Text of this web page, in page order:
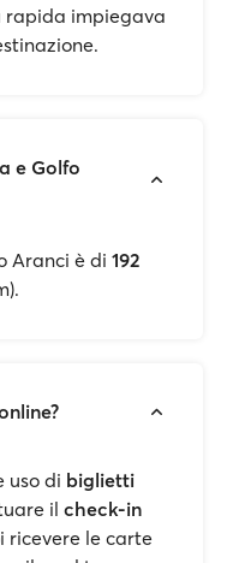
rapida impiegava
e Golfo
Aranci è di 192
uso di biglietti
il check-in
ricevere le carte